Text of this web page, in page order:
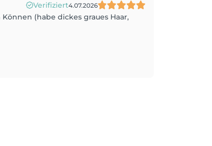
Verifiziert4.07.2026
(habe dickes graues Haar,